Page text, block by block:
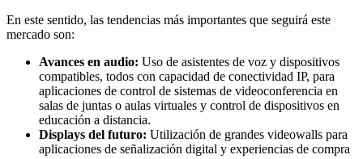
En este sentido, las tendencias más importantes que seguirá este
mercado son:
Avances en audio: Uso de asistentes de voz y dispositivos
compatibles, todos con capacidad de conectividad IP, para
aplicaciones de control de sistemas de videoconferencia en
salas de juntas o aulas virtuales y control de dispositivos en
educación a distancia.
Displays del futuro: Utilización de grandes videowalls para
aplicaciones de señalización digital y experiencias de compra